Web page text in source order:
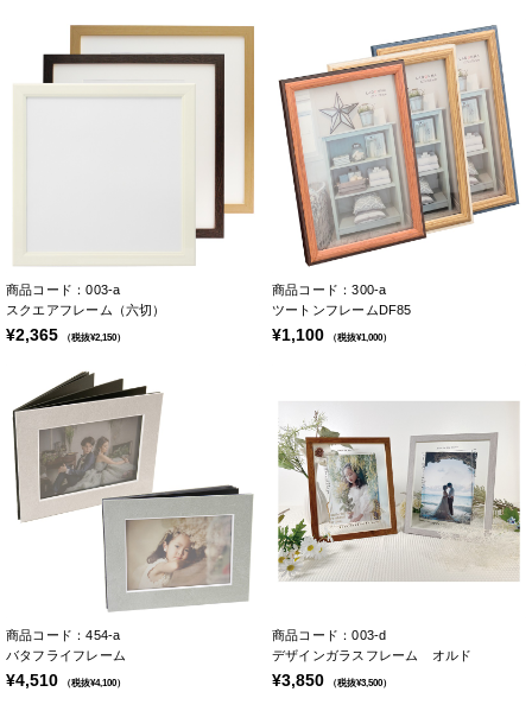
商品コード：003-a
スクエアフレーム（六切）
¥2,365 （税抜¥2,150）
商品コード：300-a
ツートンフレームDF85
¥1,100 （税抜¥1,000）
商品コード：454-a
バタフライフレーム
¥4,510 （税抜¥4,100）
商品コード：003-d
デザインガラスフレーム オルド
¥3,850 （税抜¥3,500）